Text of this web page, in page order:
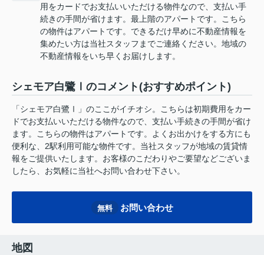
用をカードでお支払いいただける物件なので、支払い手
続きの手間が省けます。最上階のアパートです。こちら
の物件はアパートです。できるだけ早めに不動産情報を
集めたい方は当社スタッフまでご連絡ください。地域の
不動産情報をいち早くお届けします。
シェモア白鷺Ⅰのコメント(おすすめポイント)
「シェモア白鷺Ⅰ」のここがイチオシ。こちらは初期費用をカー
ドでお支払いいただける物件なので、支払い手続きの手間が省け
ます。こちらの物件はアパートです。よくお出かけをする方にも
便利な、2駅利用可能な物件です。当社スタッフが地域の賃貸情
報をご提供いたします。お客様のこだわりやご要望などございま
したら、お気軽に当社へお問い合わせ下さい。
無料 お問い合わせ
地図